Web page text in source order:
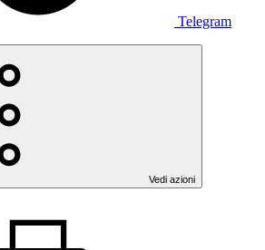
Telegram
Vedi azioni